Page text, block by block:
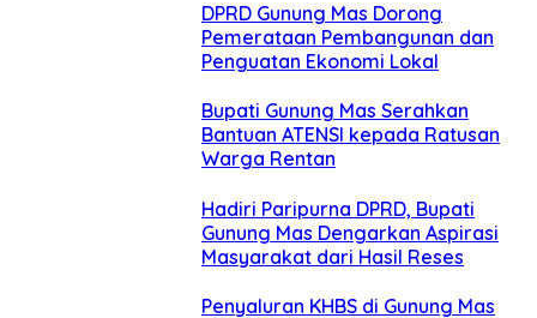
DPRD Gunung Mas Dorong
Pemerataan Pembangunan dan
Penguatan Ekonomi Lokal
Bupati Gunung Mas Serahkan
Bantuan ATENSI kepada Ratusan
Warga Rentan
Hadiri Paripurna DPRD, Bupati
Gunung Mas Dengarkan Aspirasi
Masyarakat dari Hasil Reses
Penyaluran KHBS di Gunung Mas